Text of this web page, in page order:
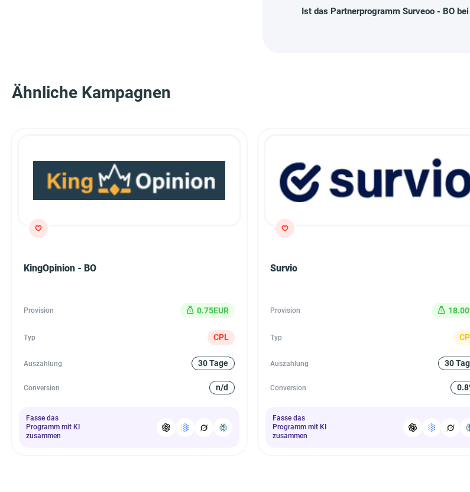
Ist das Partnerprogramm Surveoo - BO
Ähnliche Kampagnen
KingOpinion - BO
Provision 0.75EUR
Typ CPL
Auszahlung 30 Tage
Conversion n/d
Fasse das
Programm mit KI
zusammen
Survio
Provision
Typ
Auszahlung 30
Conversion
Fasse das
Programm mit KI
zusammen